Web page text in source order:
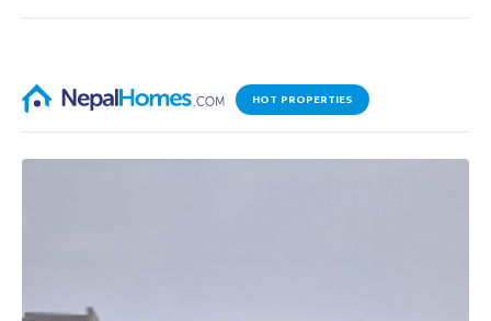
HOT PROPERTIES